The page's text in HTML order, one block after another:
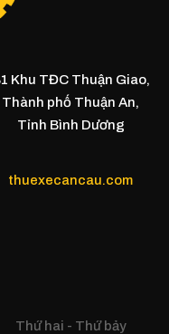
Khu TĐC Thuận Giao,
Thành phố Thuận An,
Tỉnh Bình Dương
thuexecancau.com
Thứ hai - Thứ bảy